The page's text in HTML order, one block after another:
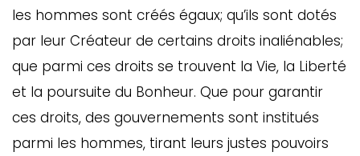
les hommes sont créés égaux; qu’ils sont dotés
par leur Créateur de certains droits inaliénables;
que parmi ces droits se trouvent la Vie, la Liberté
et la poursuite du Bonheur. Que pour garantir
ces droits, des gouvernements sont institués
parmi les hommes, tirant leurs justes pouvoirs